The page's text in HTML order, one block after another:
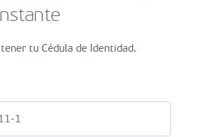
tu Cédula de Identidad.